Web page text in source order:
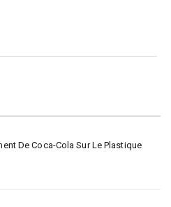
De Coca-Cola Sur Le Plastique